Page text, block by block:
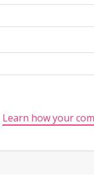
Learn how your